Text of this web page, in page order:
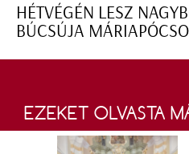
HÉTVÉGÉN LESZ
BÚCSÚJA
EZEKET OLVASTA